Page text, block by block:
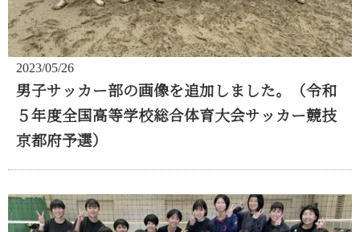
2023/05/26
男子サッカー部の画像を追加しました。（令和
５年度全国高等学校総合体育大会サッカー競技
京都府予選）